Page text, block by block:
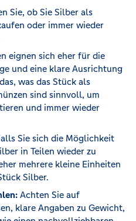
Sie, ob Sie Silber als
oder immer wieder
eignen sich eher für die
und eine klare Ausrichtung
was das Stück als
sind sinnvoll, um
und immer wieder
Sie sich die Möglichkeit
in Teilen wieder zu
mehrere kleine Einheiten
Silber.
Achten Sie auf
klare Angaben zu Gewicht,